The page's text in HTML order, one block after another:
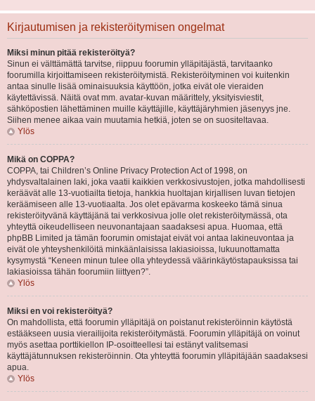
Kirjautumisen ja rekisteröitymisen ongelmat
Miksi minun pitää rekisteröityä?
Sinun ei välttämättä tarvitse, riippuu foorumin ylläpitäjästä, tarvitaanko
foorumilla kirjoittamiseen rekisteröitymistä. Rekisteröityminen voi kuitenkin
antaa sinulle lisää ominaisuuksia käyttöön, jotka eivät ole vieraiden
käytettävissä. Näitä ovat mm. avatar-kuvan määrittely, yksityisviestit,
sähköpostien lähettäminen muille käyttäjille, käyttäjäryhmien jäsenyys jne.
Siihen menee aikaa vain muutamia hetkiä, joten se on suositeltavaa.
Ylös
Mikä on COPPA?
COPPA, tai Children’s Online Privacy Protection Act of 1998, on
yhdysvaltalainen laki, joka vaatii kaikkien verkkosivustojen, jotka mahdollisesti
keräävät alle 13-vuotiailta tietoja, hankkia huoltajan kirjallisen luvan tietojen
keräämiseen alle 13-vuotiaalta. Jos olet epävarma koskeeko tämä sinua
rekisteröityvänä käyttäjänä tai verkkosivua jolle olet rekisteröitymässä, ota
yhteyttä oikeudelliseen neuvonantajaan saadaksesi apua. Huomaa, että
phpBB Limited ja tämän foorumin omistajat eivät voi antaa lakineuvontaa ja
eivät ole yhteyshenkilöitä minkäänlaisissa lakiasioissa, lukuunottamatta
kysymystä “Keneen minun tulee olla yhteydessä väärinkäytöstapauksissa tai
lakiasioissa tähän foorumiin liittyen?”.
Ylös
Miksi en voi rekisteröityä?
On mahdollista, että foorumin ylläpitäjä on poistanut rekisteröinnin käytöstä
estääkseen uusia vierailijoita rekisteröitymästä. Foorumin ylläpitäjä on voinut
myös asettaa porttikiellon IP-osoitteellesi tai estänyt valitsemasi
käyttäjätunnuksen rekisteröinnin. Ota yhteyttä foorumin ylläpitäjään saadaksesi
apua.
Ylös